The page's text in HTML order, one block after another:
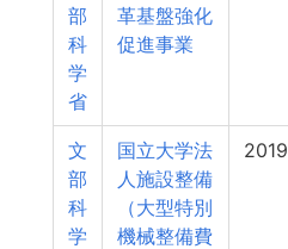
部
科
学
省
革基盤強化
促進事業
文
部
科
学
国立大学法
人施設整備
（大型特別
機械整備費
2019